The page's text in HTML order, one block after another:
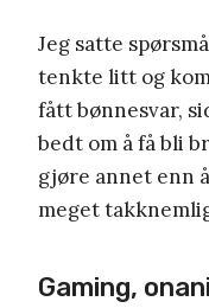
Jeg satte
tenkte litt og
fått bønnesvar,
bedt om å få bli
gjøre annet enn
meget
Gaming,